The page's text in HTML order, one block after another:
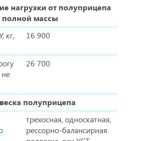
нагрузки от полуприцепа
полной массы
кг,
16 900
26 700
полуприцепа
трехосная, односкатная,
рессорно-балансирная